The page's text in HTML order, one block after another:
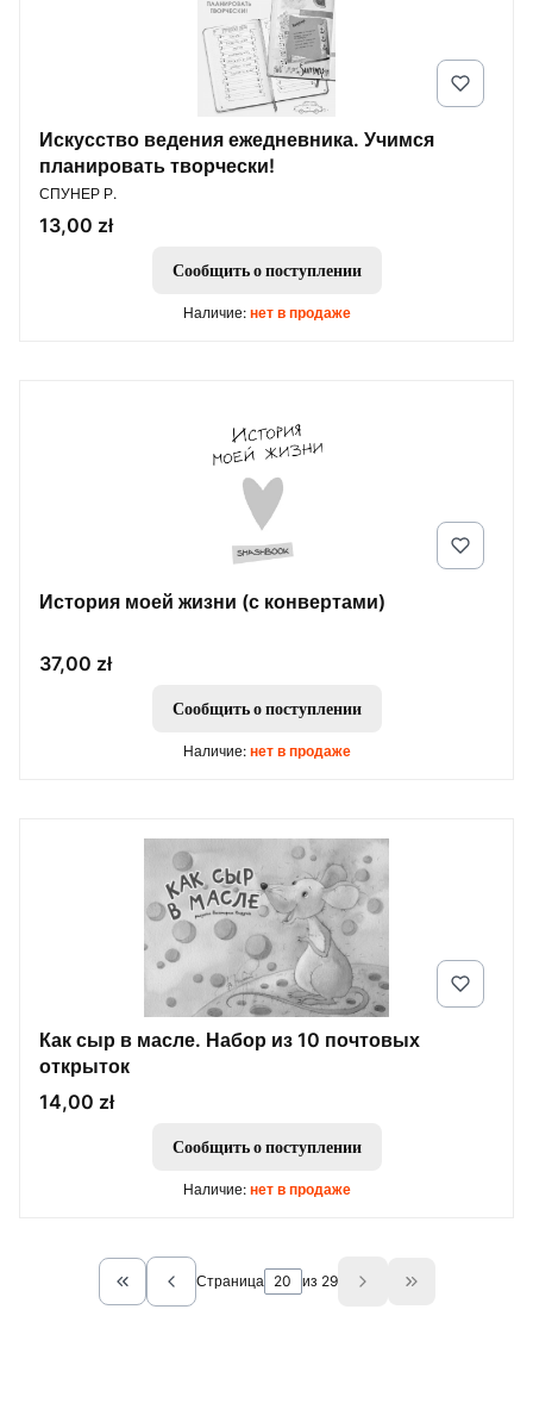
Искусство ведения ежедневника. Учимся
планировать творчески!
ПРОИЗВОДИТЕЛЬ
СПУНЕР Р.
Цена
13,00 zł
Сообщить о поступлении
Наличие: нет в продаже
История моей жизни (с конвертами)
Цена
37,00 zł
Сообщить о поступлении
Наличие: нет в продаже
Как сыр в масле. Набор из 10 почтовых
открыток
Цена
14,00 zł
Сообщить о поступлении
Наличие: нет в продаже
Return to the first product page
Страница из 29 Go to the last